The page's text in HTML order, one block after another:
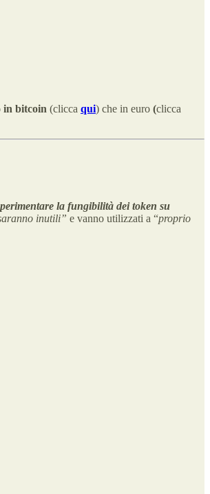
in bitcoin (clicca qui) che in euro (clicca
la fungibilità dei token su
inutili” e vanno utilizzati a “proprio